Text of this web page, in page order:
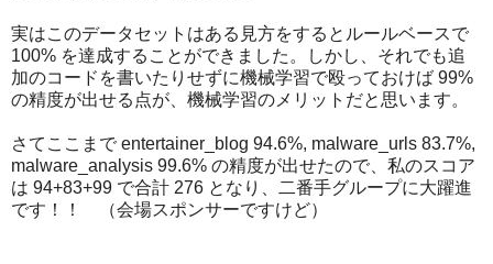
実はこのデータセットはある見方をするとルールベースで
100% を達成することができました。しかし、それでも追
加のコードを書いたりせずに機械学習で殴っておけば 99%
の精度が出せる点が、機械学習のメリットだと思います。
さてここまで entertainer_blog 94.6%, malware_urls 83.7%,
malware_analysis 99.6% の精度が出せたので、私のスコア
は 94+83+99 で合計 276 となり、二番手グループに大躍進
です！！ （会場スポンサーですけど）